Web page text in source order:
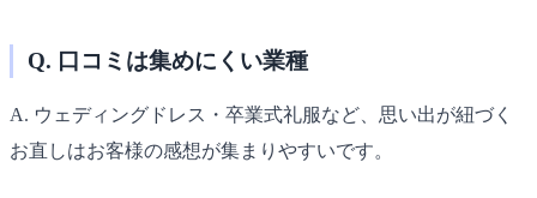
Q. 口コミは集めにくい業種
A. ウェディングドレス・卒業式礼服など、思い出が紐づく
お直しはお客様の感想が集まりやすいです。